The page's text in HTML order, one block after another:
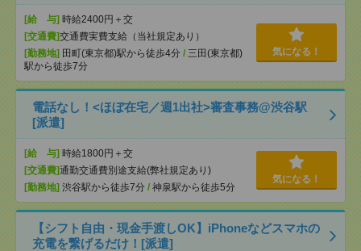
[給 与] 時給2400円＋交
[交通費]交通費実費支給（当社規定あり）
[勤務地] 田町(東京都)駅から徒歩4分 / 三田(東京都)
駅から徒歩7分
気になる！
電話なし！<ほぼ在宅／週1出社>審査事務@渋谷駅
[派遣]
[給 与] 時給1800円＋交
[交通費]通勤交通費別途支給(弊社規定あり)
[勤務地] 渋谷駅から徒歩7分 / 神泉駅から徒歩5分
気になる！
【シフト自由・現金手渡しOK】iPhoneなどスマホの
充電を繋げるだけ！[派遣]